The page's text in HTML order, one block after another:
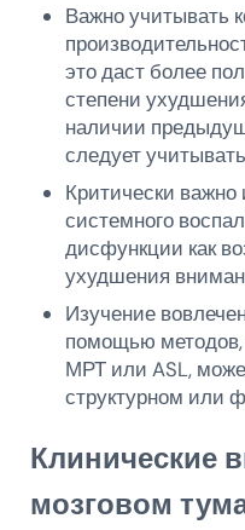
Важно учитывать
это даст более
степени
наличии
следует
Критически важно
системного
дисфункции как
ухудшения
Изучение
помощью методов,
МРТ или ASL,
структурном или
Клинические
мозговом